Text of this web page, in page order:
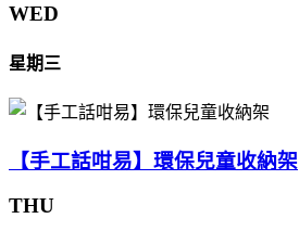
WED
星期三
【手工話咁易】環保兒童收納架
THU